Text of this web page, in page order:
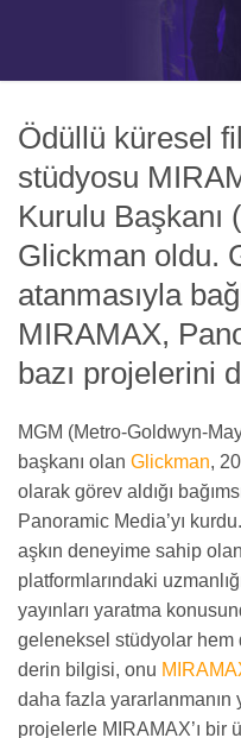
Ödüllü küresel
stüdyosu
Kurulu Başkanı
Glickman oldu.
atanmasıyla
MIRAMAX,
bazı projelerini
MGM (Metro-Goldwyn-
başkanı olan Glickman,
olarak görev aldığı
Panoramic Media’yı
aşkın deneyime sahip
platformlarındaki
yayınları yaratma
geleneksel stüdyolar hem
derin bilgisi, onu
daha fazla yararlanmanın
projelerle MIRAMAX’ı bir